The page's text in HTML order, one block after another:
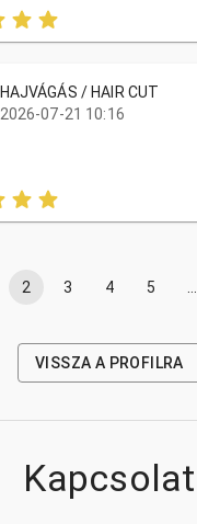
HAJVÁGÁS / HAIR CUT
2026-07-21 10:16
2 3 4 5 …
VISSZA A PROFILRA
Kapcsolat